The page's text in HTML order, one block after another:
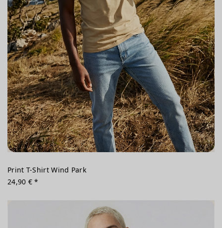
Print T-Shirt Wind Park
24,90 € *